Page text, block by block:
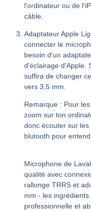
l'ordinateur ou de
câble.
Adaptateur Apple
connecter le
besoin d'un
d'éclairage d'Apple.
suffira de changer
vers 3,5 mm.
Remarque : Pour
zoom sur ton
donc écouter sur
blutooth pour
Microphone de
qualité avec
rallonge TRRS et
mm - les
professionnelle et